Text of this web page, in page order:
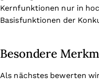
Kernfunktionen nur in
Basisfunktionen der
Besondere
Als nächstes bewerten